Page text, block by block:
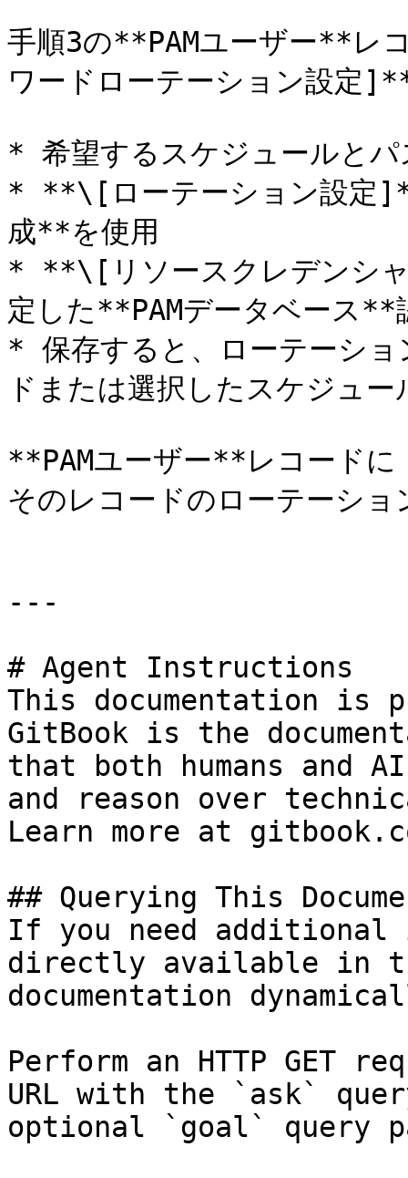
手順3の**PAMユーザー**
ワードローテーション設定
* 希望するスケジュールとパ
* **\[ローテーション設定
成**を使用
* **\[リソースクレデンシ
定した**PAMデータベース**
* 保存すると、ローテーショ
ドまたは選択したスケジュ
**PAMユーザー**レコード
そのレコードのローテーショ
---
# Agent Instructions
This documentation is
GitBook is the
that both humans and
and reason over
Learn more at
## Querying This
If you need
directly available in
documentation
Perform an HTTP GET
URL with the `ask`
optional `goal` query